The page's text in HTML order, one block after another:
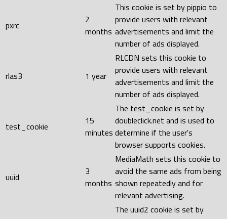
pxrc
2
months
This cookie is set by pippio to
provide users with relevant
advertisements and limit the
number of ads displayed.
rlas3 1 year
RLCDN sets this cookie to
provide users with relevant
advertisements and limit the
number of ads displayed.
test_cookie
15
minutes
The test_cookie is set by
doubleclick.net and is used to
determine if the user's
browser supports cookies.
uuid
3
months
MediaMath sets this cookie to
avoid the same ads from being
shown repeatedly and for
relevant advertising.
The uuid2 cookie is set by